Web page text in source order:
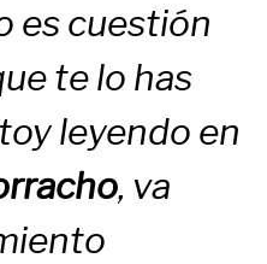
es cuestión
te lo has
leyendo en
, va